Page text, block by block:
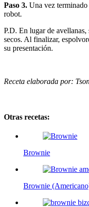
Paso 3. Una vez
robot.
P.D. En lugar de
secos. Al finalizar,
su presentación.
Receta elaborada por:
Otras recetas:
Brownie
Brownie